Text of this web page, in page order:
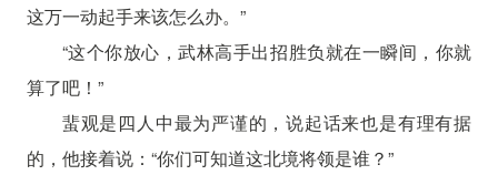
这万一动起手来该怎么办。”
“这个你放心，武林高手出招胜负就在一瞬间，你就
算了吧！”
蜚观是四人中最为严谨的，说起话来也是有理有据
的，他接着说：“你们可知道这北境将领是谁？”